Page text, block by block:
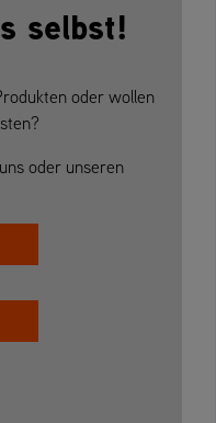
selbst!
oder wollen
oder unseren